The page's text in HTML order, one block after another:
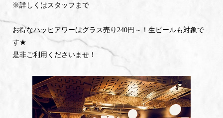
※詳しくはスタッフまで
お得なハッピアワーはグラス売り240円～！生ビールも対象で
す★
是非ご利用くださいませ！